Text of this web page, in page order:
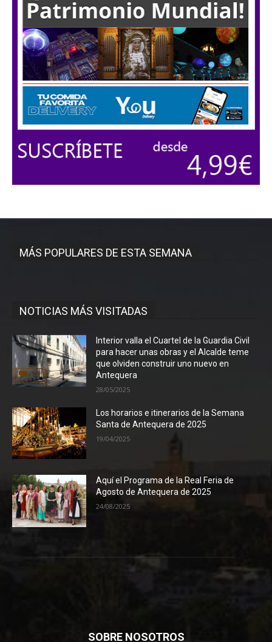
MÁS POPULARES DE ESTA SEMANA
NOTICIAS MÁS VISITADAS
Interior valla el Cuartel de la Guardia Civil
para hacer unas obras y el Alcalde teme
que olviden construir uno nuevo en
Antequera
28/05/2025
Los horarios e itinerarios de la Semana
Santa de Antequera de 2025
19/04/2025
Aquí el Programa de la Real Feria de
Agosto de Antequera de 2025
24/08/2025
SOBRE NOSOTROS